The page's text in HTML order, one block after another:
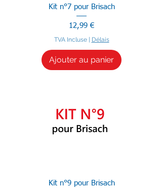
Kit n°7 pour Brisach
Prix
12,99 €
TVA Incluse| Délais
Ajouter au panier
Kit n°9 pour Brisach